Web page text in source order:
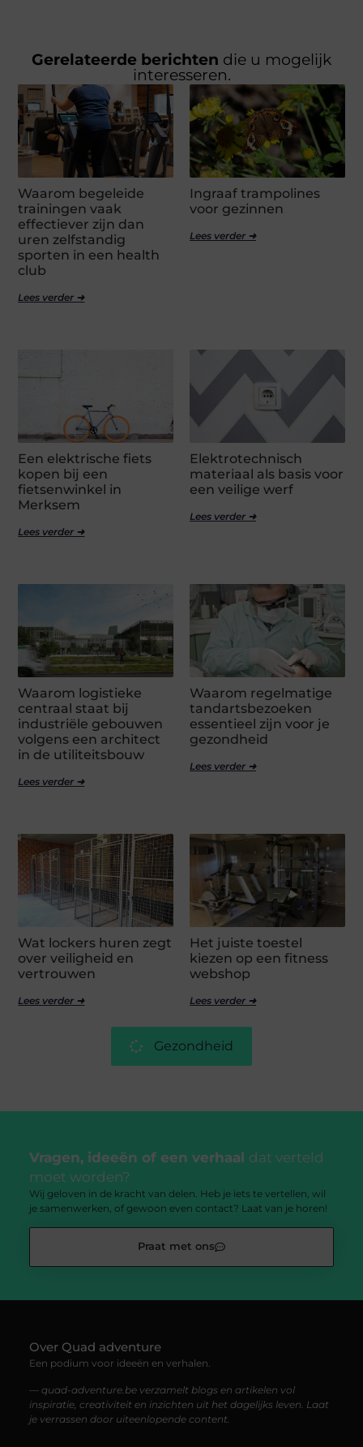
Gerelateerde berichten die u mogelijk
interesseren.
Waarom begeleide
trainingen vaak
effectiever zijn dan
uren zelfstandig
sporten in een health
club
Lees verder ➜
Ingraaf trampolines
voor gezinnen
Lees verder ➜
Een elektrische fiets
kopen bij een
fietsenwinkel in
Merksem
Lees verder ➜
Elektrotechnisch
materiaal als basis voor
een veilige werf
Lees verder ➜
Waarom logistieke
centraal staat bij
industriële gebouwen
volgens een architect
in de utiliteitsbouw
Lees verder ➜
Waarom regelmatige
tandartsbezoeken
essentieel zijn voor je
gezondheid
Lees verder ➜
Wat lockers huren zegt
over veiligheid en
vertrouwen
Lees verder ➜
Het juiste toestel
kiezen op een fitness
webshop
Lees verder ➜
Gezondheid
Vragen, ideeën of een verhaal dat verteld
moet worden?
Wij geloven in de kracht van delen. Heb je iets te vertellen, wil
je samenwerken, of gewoon even contact? Laat van je horen!
Praat met ons
Over Quad adventure
Een podium voor ideeën en verhalen.
— quad-adventure.be verzamelt blogs en artikelen vol
inspiratie, creativiteit en inzichten uit het dagelijks leven. Laat
je verrassen door uiteenlopende content.